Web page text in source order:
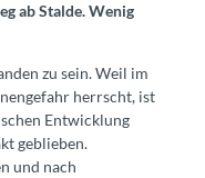
ab Stalde. Wenig
zu sein. Weil im
herrscht, ist
Entwicklung
geblieben.
und nach